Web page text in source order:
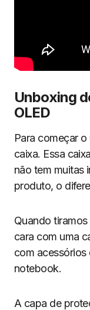
Unboxing
OLED
Para começar
caixa. Essa
não tem muitas
produto, o
Quando
cara com uma
com acessórios
notebook.
A capa de